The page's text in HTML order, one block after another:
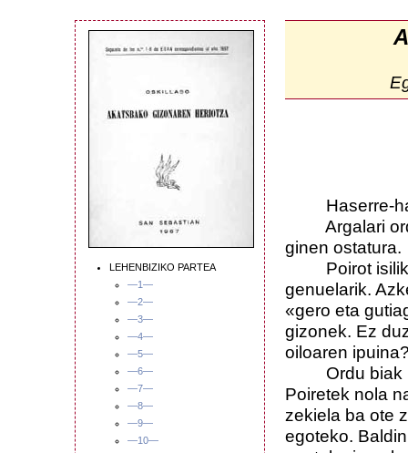
LEHENBIZIKO PARTEA
—1—
—2—
—3—
—4—
—5—
—6—
—7—
—8—
—9—
—10—
Haserre-
Argalari
ginen ostatura.
Poirot isilik
genuelarik.
«gero eta
gizonek. Ez
oiloaren
Ordu biak
Poiretek nola
zekiela ba ote
egoteko.